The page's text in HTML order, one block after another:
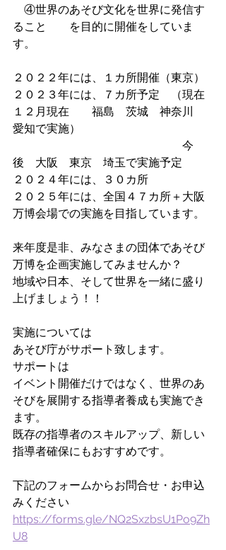
④世界のあそび文化を世界に発信す
ること　　を目的に開催をしていま
す。
２０２２年には、１カ所開催（東京）
２０２３年には、７カ所予定　（現在
１２月現在　　福島　茨城　神奈川
愛知で実施）
今
後　大阪　東京　埼玉で実施予定
２０２４年には、３０カ所
２０２５年には、全国４７カ所＋大阪
万博会場での実施を目指しています。
来年度是非、みなさまの団体であそび
万博を企画実施してみませんか？
地域や日本、そして世界を一緒に盛り
上げましょう！！
実施については
あそび庁がサポート致します。
サポートは
イベント開催だけではなく、世界のあ
そびを展開する指導者養成も実施でき
ます。
既存の指導者のスキルアップ、新しい
指導者確保にもおすすめです。
下記のフォームからお問合せ・お申込
みください
https://forms.gle/NQ2SxzbsU1Po9Zh
U8